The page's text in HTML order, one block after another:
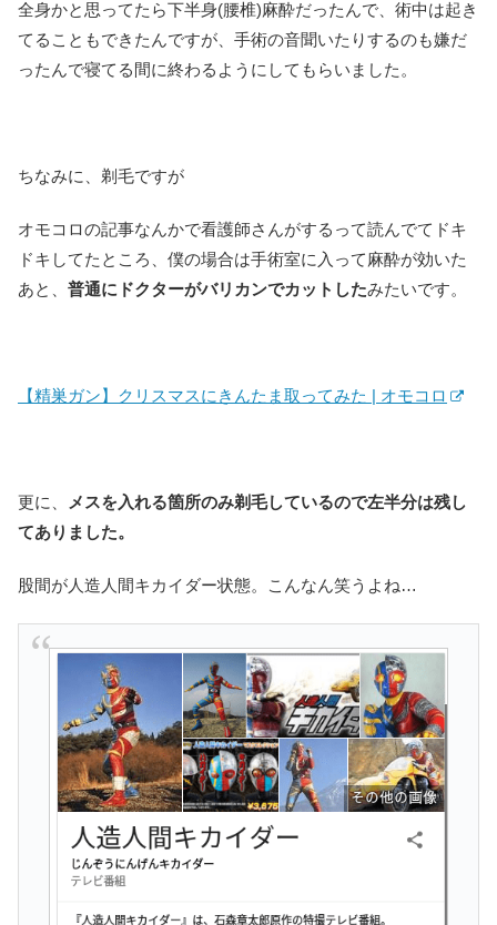
全身かと思ってたら下半身(腰椎)麻酔だったんで、術中は起き
てることもできたんですが、手術の音聞いたりするのも嫌だ
ったんで寝てる間に終わるようにしてもらいました。
ちなみに、剃毛ですが
オモコロの記事なんかで看護師さんがするって読んでてドキ
ドキしてたところ、僕の場合は手術室に入って麻酔が効いた
あと、 普通にドクターがバリカンでカットしたみたいです。
【精巣ガン】クリスマスにきんたま取ってみた | オモコロ
更に、 メスを入れる箇所のみ剃毛しているので左半分は残し
てありました。
股間が人造人間キカイダー状態。こんなん笑うよね…